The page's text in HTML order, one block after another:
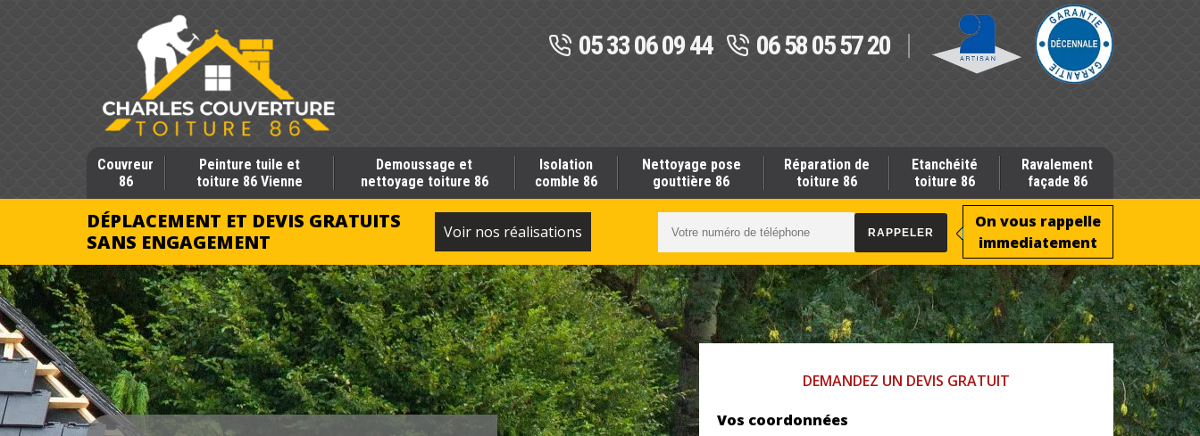
05 33 06 09 44 06 58 05 57 20
Couvreur
86
Peinture tuile et
toiture 86 Vienne
Demoussage et
nettoyage toiture 86
Isolation
comble 86
Nettoyage pose
gouttière 86
Réparation de
toiture 86
Etanchéité
toiture 86
Ravalement
façade 86
DÉPLACEMENT ET DEVIS GRATUITS
SANS ENGAGEMENT
Voir nos réalisations
On vous rappelle
immediatement
DEMANDEZ UN DEVIS GRATUIT
Vos coordonnées